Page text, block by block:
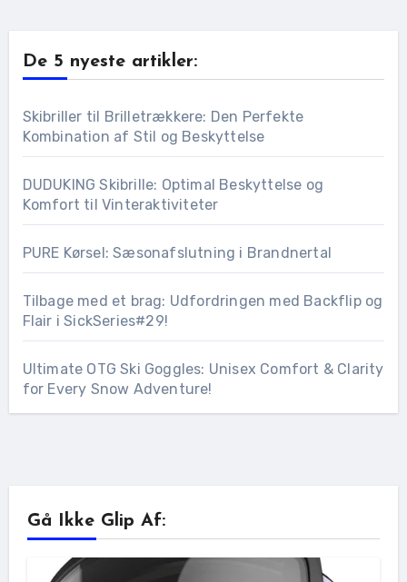
De 5 nyeste artikler:
Skibriller til Brilletrækkere: Den Perfekte
Kombination af Stil og Beskyttelse
DUDUKING Skibrille: Optimal Beskyttelse og
Komfort til Vinteraktiviteter
PURE Kørsel: Sæsonafslutning i Brandnertal
Tilbage med et brag: Udfordringen med Backflip og
Flair i SickSeries#29!
Ultimate OTG Ski Goggles: Unisex Comfort & Clarity
for Every Snow Adventure!
Gå Ikke Glip Af: